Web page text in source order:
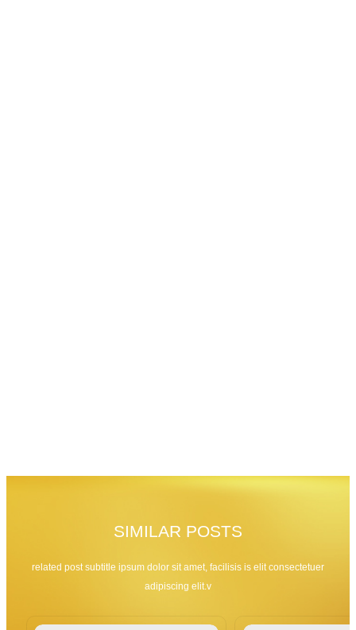
SIMILAR POSTS
related post subtitle ipsum dolor sit amet, facilisis is elit consectetuer
adipiscing elit.v